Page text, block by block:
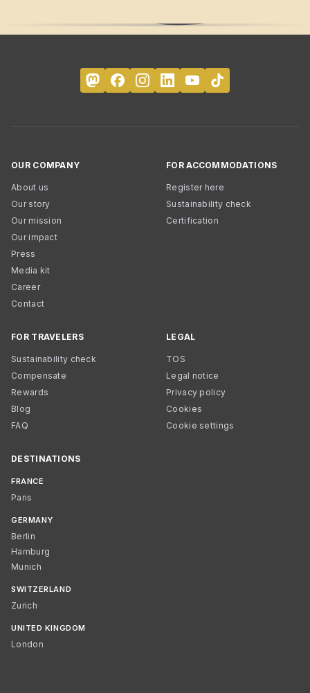
OUR COMPANY
About us
Our story
Our mission
Our impact
Press
Media kit
Career
Contact
FOR ACCOMMODATIONS
Register here
Sustainability check
Certification
FOR TRAVELERS
Sustainability check
Compensate
Rewards
Blog
FAQ
LEGAL
TOS
Legal notice
Privacy policy
Cookies
Cookie settings
DESTINATIONS
FRANCE
Paris
GERMANY
Berlin
Hamburg
Munich
SWITZERLAND
Zurich
UNITED KINGDOM
London